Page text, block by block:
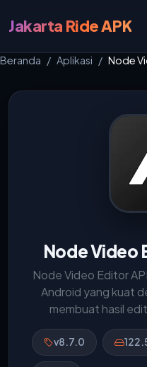
Jakarta Ride APK
Beranda Aplikasi Node
Node Video
Node Video Editor
Android yang kuat
membuat hasil
v8.7.0